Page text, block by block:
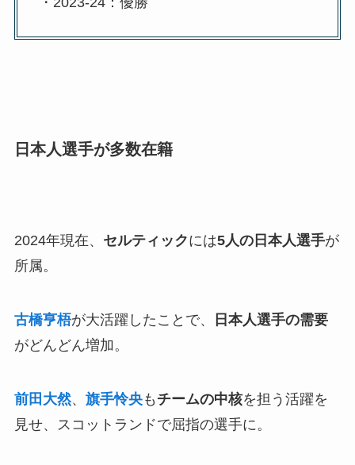
日本人選手が多数在籍
2024年現在、 セルティックには5人の日本人選手が
所属。
古橋亨梧が大活躍したことで、
日本人選手の需要
がどんどん増加。
前田大然、 旗手怜央も チームの中核を担う活躍を
見せ、スコットランドで屈指の選手に。